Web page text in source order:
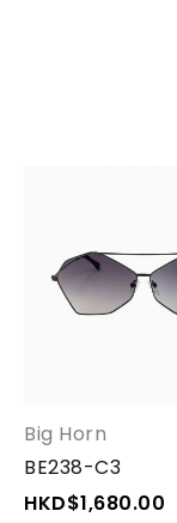
Big Horn
BE238-C3
HKD$1,680.00